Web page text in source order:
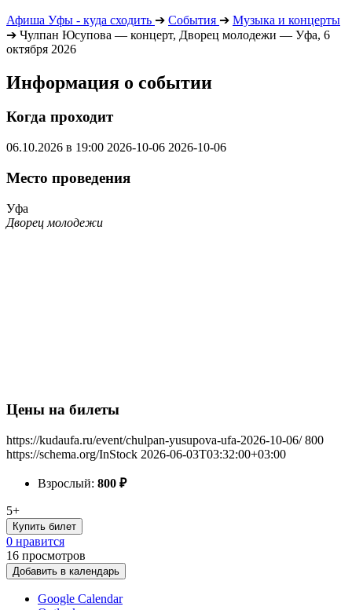
Афиша Уфы - куда сходить ➔ События ➔ Музыка и концерты
➔ Чулпан Юсупова — концерт, Дворец молодежи — Уфа, 6
октября 2026
Информация о событии
Когда проходит
06.10.2026 в 19:00 2026-10-06 2026-10-06
Место проведения
Уфа
Дворец молодежи
Цены на билеты
https://kudaufa.ru/event/chulpan-yusupova-ufa-2026-10-06/ 800
https://schema.org/InStock 2026-06-03T03:32:00+03:00
Взрослый: 800 ₽
5+
Купить билет
0 нравится
16 просмотров
Добавить в календарь
Google Calendar